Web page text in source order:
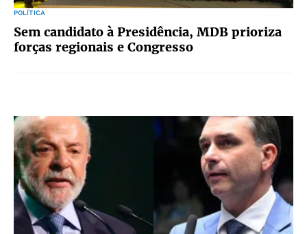
POLÍTICA
Sem candidato à Presidência, MDB prioriza
forças regionais e Congresso